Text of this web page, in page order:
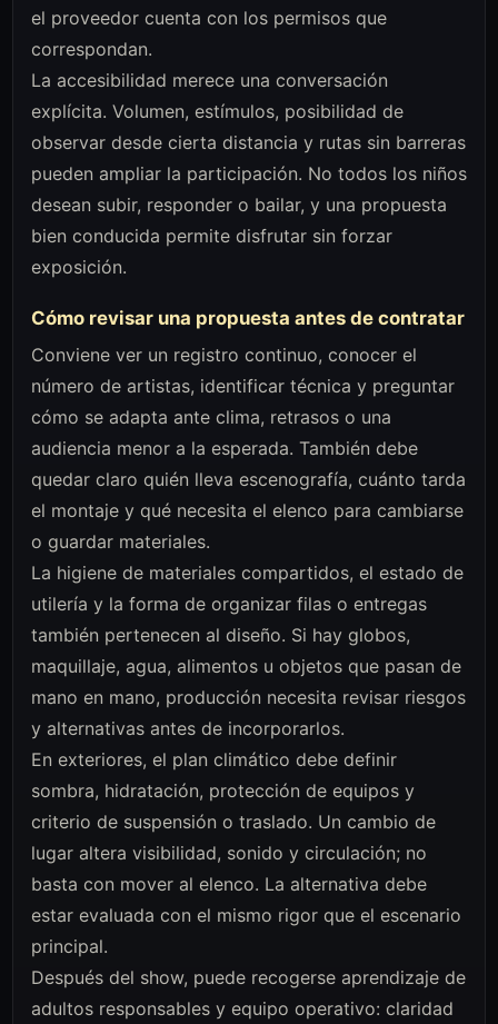
el proveedor cuenta con los permisos que
correspondan.
La accesibilidad merece una conversación
explícita. Volumen, estímulos, posibilidad de
observar desde cierta distancia y rutas sin barreras
pueden ampliar la participación. No todos los niños
desean subir, responder o bailar, y una propuesta
bien conducida permite disfrutar sin forzar
exposición.
Cómo revisar una propuesta antes de contratar
Conviene ver un registro continuo, conocer el
número de artistas, identificar técnica y preguntar
cómo se adapta ante clima, retrasos o una
audiencia menor a la esperada. También debe
quedar claro quién lleva escenografía, cuánto tarda
el montaje y qué necesita el elenco para cambiarse
o guardar materiales.
La higiene de materiales compartidos, el estado de
utilería y la forma de organizar filas o entregas
también pertenecen al diseño. Si hay globos,
maquillaje, agua, alimentos u objetos que pasan de
mano en mano, producción necesita revisar riesgos
y alternativas antes de incorporarlos.
En exteriores, el plan climático debe definir
sombra, hidratación, protección de equipos y
criterio de suspensión o traslado. Un cambio de
lugar altera visibilidad, sonido y circulación; no
basta con mover al elenco. La alternativa debe
estar evaluada con el mismo rigor que el escenario
principal.
Después del show, puede recogerse aprendizaje de
adultos responsables y equipo operativo: claridad